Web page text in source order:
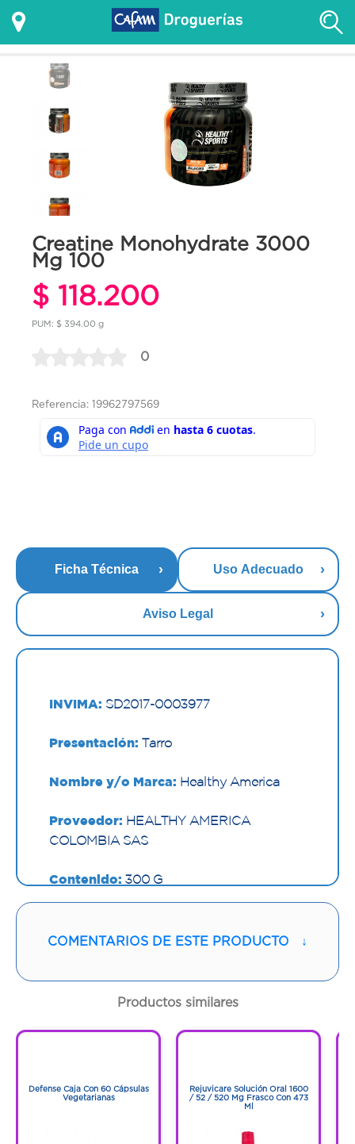
Creatine Monohydrate 3000
Mg 100
$ 118.200
PUM: $ 394.00 g
0
Referencia: 19962797569
Ficha Técnica Uso Adecuado
Aviso Legal
INVIMA: SD2017-0003977
Presentación: Tarro
Nombre y/o Marca: Healthy America
Proveedor: HEALTHY AMERICA
COLOMBIA SAS
Contenido: 300 G
COMENTARIOS DE ESTE PRODUCTO ↓
Productos similares
Defense Caja Con 60 Cápsulas
Vegetarianas
Rejuvicare Solución Oral 1600
/ 52 / 520 Mg Frasco Con 473
Ml